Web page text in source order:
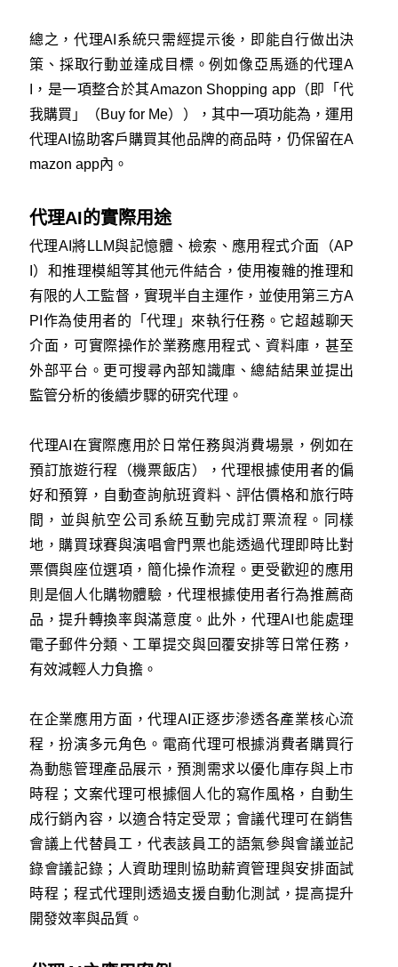
總之，代理AI系統只需經提示後，即能自行做出決
策、採取行動並達成目標。例如像亞馬遜的代理A
I，是一項整合於其Amazon Shopping app（即「代
我購買」（Buy for Me）），其中一項功能為，運用
代理AI協助客戶購買其他品牌的商品時，仍保留在A
mazon app內。
代理AI的實際用途
代理AI將LLM與記憶體、檢索、應用程式介面（AP
I）和推理模組等其他元件結合，使用複雜的推理和
有限的人工監督，實現半自主運作，並使用第三方A
PI作為使用者的「代理」來執行任務。它超越聊天
介面，可實際操作於業務應用程式、資料庫，甚至
外部平台。更可搜尋內部知識庫、總結結果並提出
監管分析的後續步驟的研究代理。
代理AI在實際應用於日常任務與消費場景，例如在
預訂旅遊行程（機票飯店），代理根據使用者的偏
好和預算，自動查詢航班資料、評估價格和旅行時
間，並與航空公司系統互動完成訂票流程。同樣
地，購買球賽與演唱會門票也能透過代理即時比對
票價與座位選項，簡化操作流程。更受歡迎的應用
則是個人化購物體驗，代理根據使用者行為推薦商
品，提升轉換率與滿意度。此外，代理AI也能處理
電子郵件分類、工單提交與回覆安排等日常任務，
有效減輕人力負擔。
在企業應用方面，代理AI正逐步滲透各產業核心流
程，扮演多元角色。電商代理可根據消費者購買行
為動態管理產品展示，預測需求以優化庫存與上市
時程；文案代理可根據個人化的寫作風格，自動生
成行銷內容，以適合特定受眾；會議代理可在銷售
會議上代替員工，代表該員工的語氣參與會議並記
錄會議記錄；人資助理則協助薪資管理與安排面試
時程；程式代理則透過支援自動化測試，提高提升
開發效率與品質。